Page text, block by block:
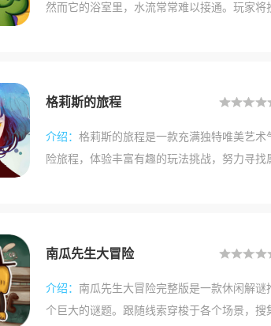
然而它的浴室里，水流常常难以接通。玩家
格莉斯的旅程
介绍： 格莉斯的旅程是一款充满独特唯美艺
险旅程，体验丰富有趣的玩法挑战，努力寻
南瓜先生大冒险
介绍： 南瓜先生大冒险完整版是一款休闲解
个巨大的谜题。跟随线索穿梭于各个场景，